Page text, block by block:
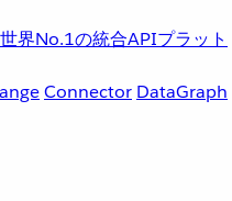
世界No.1の統合APIプラット
Connector DataGraph